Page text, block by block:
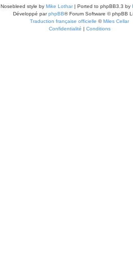
Nosebleed style by Mike Lothar| Ported to phpBB3.3 by
Développé parphpBB® Forum Software © phpBB
Traduction française officielle ©Miles Cellar
Confidentialité | Conditions